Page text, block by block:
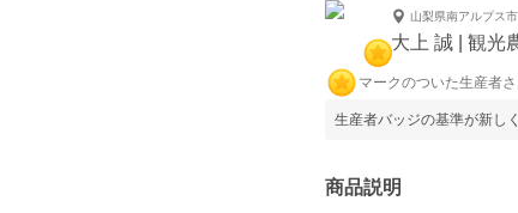
山梨県南アルプス市
大上 誠 | 観光
マークのついた生産者
生産者バッジの基準が新し
商品説明